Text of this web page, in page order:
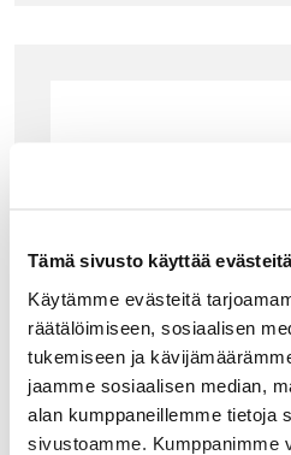
Tämä sivusto käyttää
Käytämme evästeitä
räätälöimiseen, sosiaalisen
tukemiseen ja
jaamme sosiaalisen median,
alan kumppaneillemme tietoja
sivustoamme. Kumppanimme